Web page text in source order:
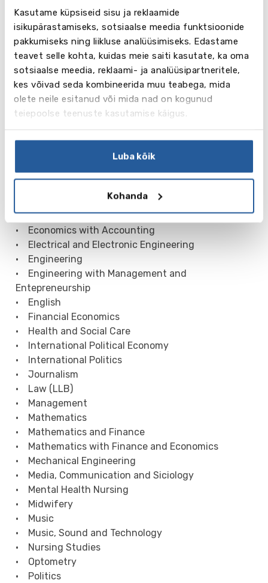
Kasutame küpsiseid sisu ja reklaamide
isikupärastamiseks, sotsiaalse meedia funktsioonide
pakkumiseks ning liikluse analüüsimiseks. Edastame
teavet selle kohta, kuidas meie saiti kasutate, ka oma
sotsiaalse meedia, reklaami- ja analüüsipartneritele,
kes võivad seda kombineerida muu teabega, mida
olete neile esitanud või mida nad on kogunud
teiepoolse teenuste kasutamise käigus.
Luba kõik
Kohanda
Business School)
• Management (Cass Business School)
• Adult Nursing
• Aeronautical Engineering
• Biomedical Ednineering
• Business Computing Systems
• Child Nursing
• Civil Engineering
• Computer Science
• Computer Science with Games Technology
• Criminology
• Cultural and Creative Industries
• Economics
• Economics with Accounting
• Electrical and Electronic Engineering
• Engineering
• Engineering with Management and
Entepreneurship
• English
• Financial Economics
• Health and Social Care
• International Political Economy
• International Politics
• Journalism
• Law (LLB)
• Management
• Mathematics
• Mathematics and Finance
• Mathematics with Finance and Economics
• Mechanical Engineering
• Media, Communication and Siciology
• Mental Health Nursing
• Midwifery
• Music
• Music, Sound and Technology
• Nursing Studies
• Optometry
• Politics